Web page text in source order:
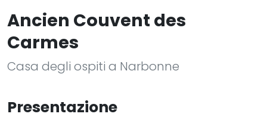
Ancien Couvent des
Carmes
Casa degli ospiti a Narbonne
Presentazione